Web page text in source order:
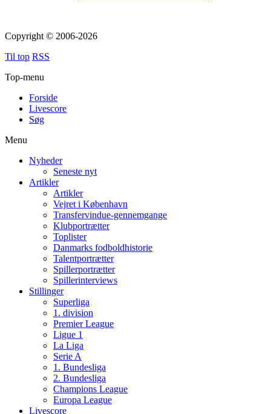
Copyright © 2006-2026
Til top RSS
Top-menu
Forside
Livescore
Søg
Menu
Nyheder
Seneste nyt
Artikler
Artikler
Vejret i København
Transfervindue-gennemgange
Klubportrætter
Toplister
Danmarks fodboldhistorie
Talentportrætter
Spillerportrætter
Spillerinterviews
Stillinger
Superliga
1. division
Premier League
Ligue 1
La Liga
Serie A
1. Bundesliga
2. Bundesliga
Champions League
Europa League
Livescore